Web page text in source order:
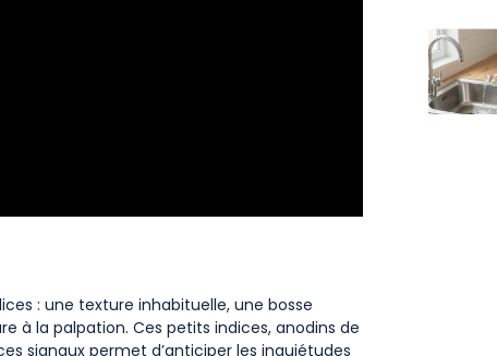
: une texture inhabituelle, une bosse
à la palpation. Ces petits indices, anodins de
signaux permet d’anticiper les inquiétudes